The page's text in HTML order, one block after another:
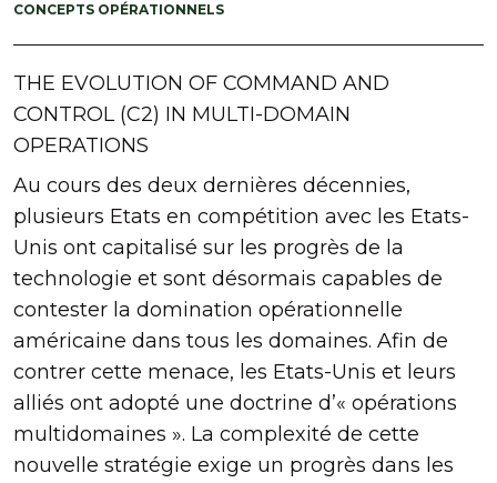
CONCEPTS OPÉRATIONNELS
THE EVOLUTION OF COMMAND AND
CONTROL (C2) IN MULTI-DOMAIN
OPERATIONS
Au cours des deux dernières décennies,
plusieurs Etats en compétition avec les Etats-
Unis ont capitalisé sur les progrès de la
technologie et sont désormais capables de
contester la domination opérationnelle
américaine dans tous les domaines. Afin de
contrer cette menace, les Etats-Unis et leurs
alliés ont adopté une doctrine d’« opérations
multidomaines ». La complexité de cette
nouvelle stratégie exige un progrès dans les